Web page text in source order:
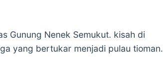
Gunung Nenek Semukut. kisah di
yang bertukar menjadi pulau tioman.